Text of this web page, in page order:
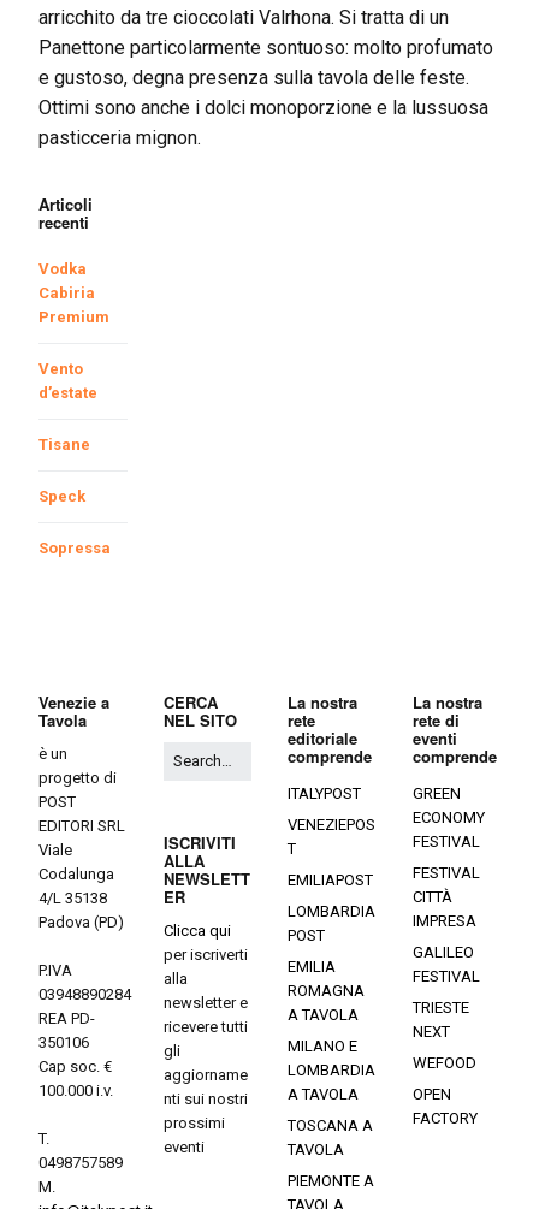
arricchito da tre cioccolati Valrhona. Si tratta di un
Panettone particolarmente sontuoso: molto profumato
e gustoso, degna presenza sulla tavola delle feste.
Ottimi sono anche i dolci monoporzione e la lussuosa
pasticceria mignon.
Articoli
recenti
Vodka
Cabiria
Premium
Vento
d’estate
Tisane
Speck
Sopressa
Venezie a
Tavola
è un
progetto di
POST
EDITORI SRL
Viale
Codalunga
4/L 35138
Padova (PD)
P.IVA
03948890284
REA PD-
350106
Cap soc. €
100.000 i.v.
T.
0498757589
M.
CERCA
NEL SITO
ISCRIVITI
ALLA
NEWSLETT
ER
Clicca qui
per iscriverti
alla
newsletter e
ricevere tutti
gli
aggiorname
nti sui nostri
prossimi
eventi
La nostra
rete
editoriale
comprende
ITALYPOST
VENEZIEPOS
T
EMILIAPOST
LOMBARDIA
POST
EMILIA
ROMAGNA
A TAVOLA
MILANO E
LOMBARDIA
A TAVOLA
TOSCANA A
TAVOLA
PIEMONTE A
TAVOLA
La nostra
rete di
eventi
comprende
GREEN
ECONOMY
FESTIVAL
FESTIVAL
CITTÀ
IMPRESA
GALILEO
FESTIVAL
TRIESTE
NEXT
WEFOOD
OPEN
FACTORY